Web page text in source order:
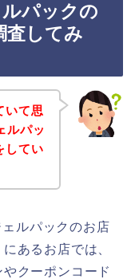
パックの
査してみ
いて思
ルパッ
してい
ルパックのお店
あるお店では、
クーポンコード